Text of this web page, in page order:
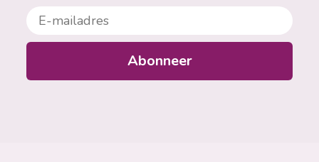
E-mailadres
Abonneer